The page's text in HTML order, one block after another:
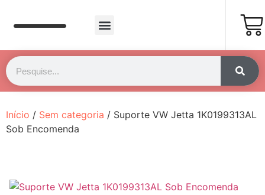
Início / Sem categoria / Suporte VW Jetta 1K0199313AL
Sob Encomenda